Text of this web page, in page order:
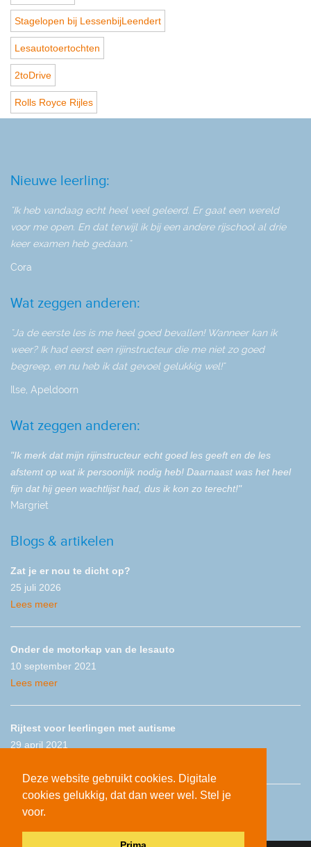
Deze website gebruikt cookies. Digitale
cookies gelukkig, dat dan weer wel. Stel je
voor.
Stagelopen bij LessenbijLeendert
Lesautotoertochten
2toDrive
Rolls Royce Rijles
Nieuwe leerling:
"Ik heb vandaag echt heel veel geleerd. Er gaat een wereld
voor me open. En dat terwijl ik bij een andere rijschool al drie
keer examen heb gedaan."
Cora
Wat zeggen anderen:
"Ja de eerste les is me heel goed bevallen! Wanneer kan ik
weer? Ik had eerst een rijinstructeur die me niet zo goed
begreep, en nu heb ik dat gevoel gelukkig wel!"
Ilse, Apeldoorn
Wat zeggen anderen:
"Ik merk dat mijn rijinstructeur echt goed les geeft en de les
afstemt op wat ik persoonlijk nodig heb! Daarnaast was het heel
fijn dat hij geen wachtlijst had, dus ik kon zo terecht!"
Margriet
Blogs & artikelen
Zat je er nou te dicht op?
25 juli 2026
Lees meer
Onder de motorkap van de lesauto
10 september 2021
Lees meer
Rijtest voor leerlingen met autisme
29 april 2021